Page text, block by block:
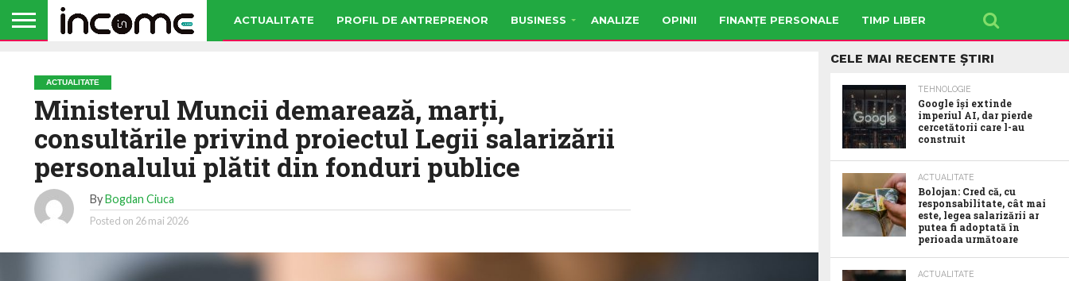
ACTUALITATE PROFIL DE ANTREPRENOR BUSINESS ANALIZE OPINII FINANȚE PERSONALE TIMP LIBER
ACTUALITATE
Ministerul Muncii demarează, marți,
consultările privind proiectul Legii salarizării
personalului plătit din fonduri publice
ByBogdan Ciuca
Posted on 26 mai 2026
CELE MAI RECENTE ȘTIRI
TEHNOLOGIE
Google îşi extinde
imperiul AI, dar pierde
cercetătorii care l-au
construit
ACTUALITATE
Bolojan: Cred că, cu
responsabilitate, cât mai
este, legea salarizării ar
putea fi adoptată în
perioada următoare
ACTUALITATE